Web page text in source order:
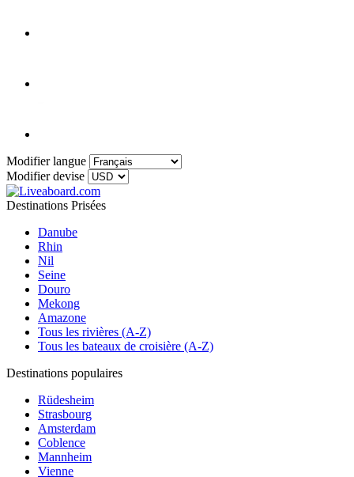
Modifier langue
Modifier devise
Destinations Prisées
Danube
Rhin
Nil
Seine
Douro
Mekong
Amazone
Tous les rivières (A-Z)
Tous les bateaux de croisière (A-Z)
Destinations populaires
Rüdesheim
Strasbourg
Amsterdam
Coblence
Mannheim
Vienne